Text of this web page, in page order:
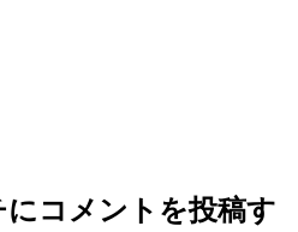
にコメントを投稿す